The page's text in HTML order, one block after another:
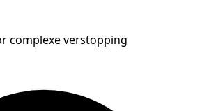
complexe verstopping